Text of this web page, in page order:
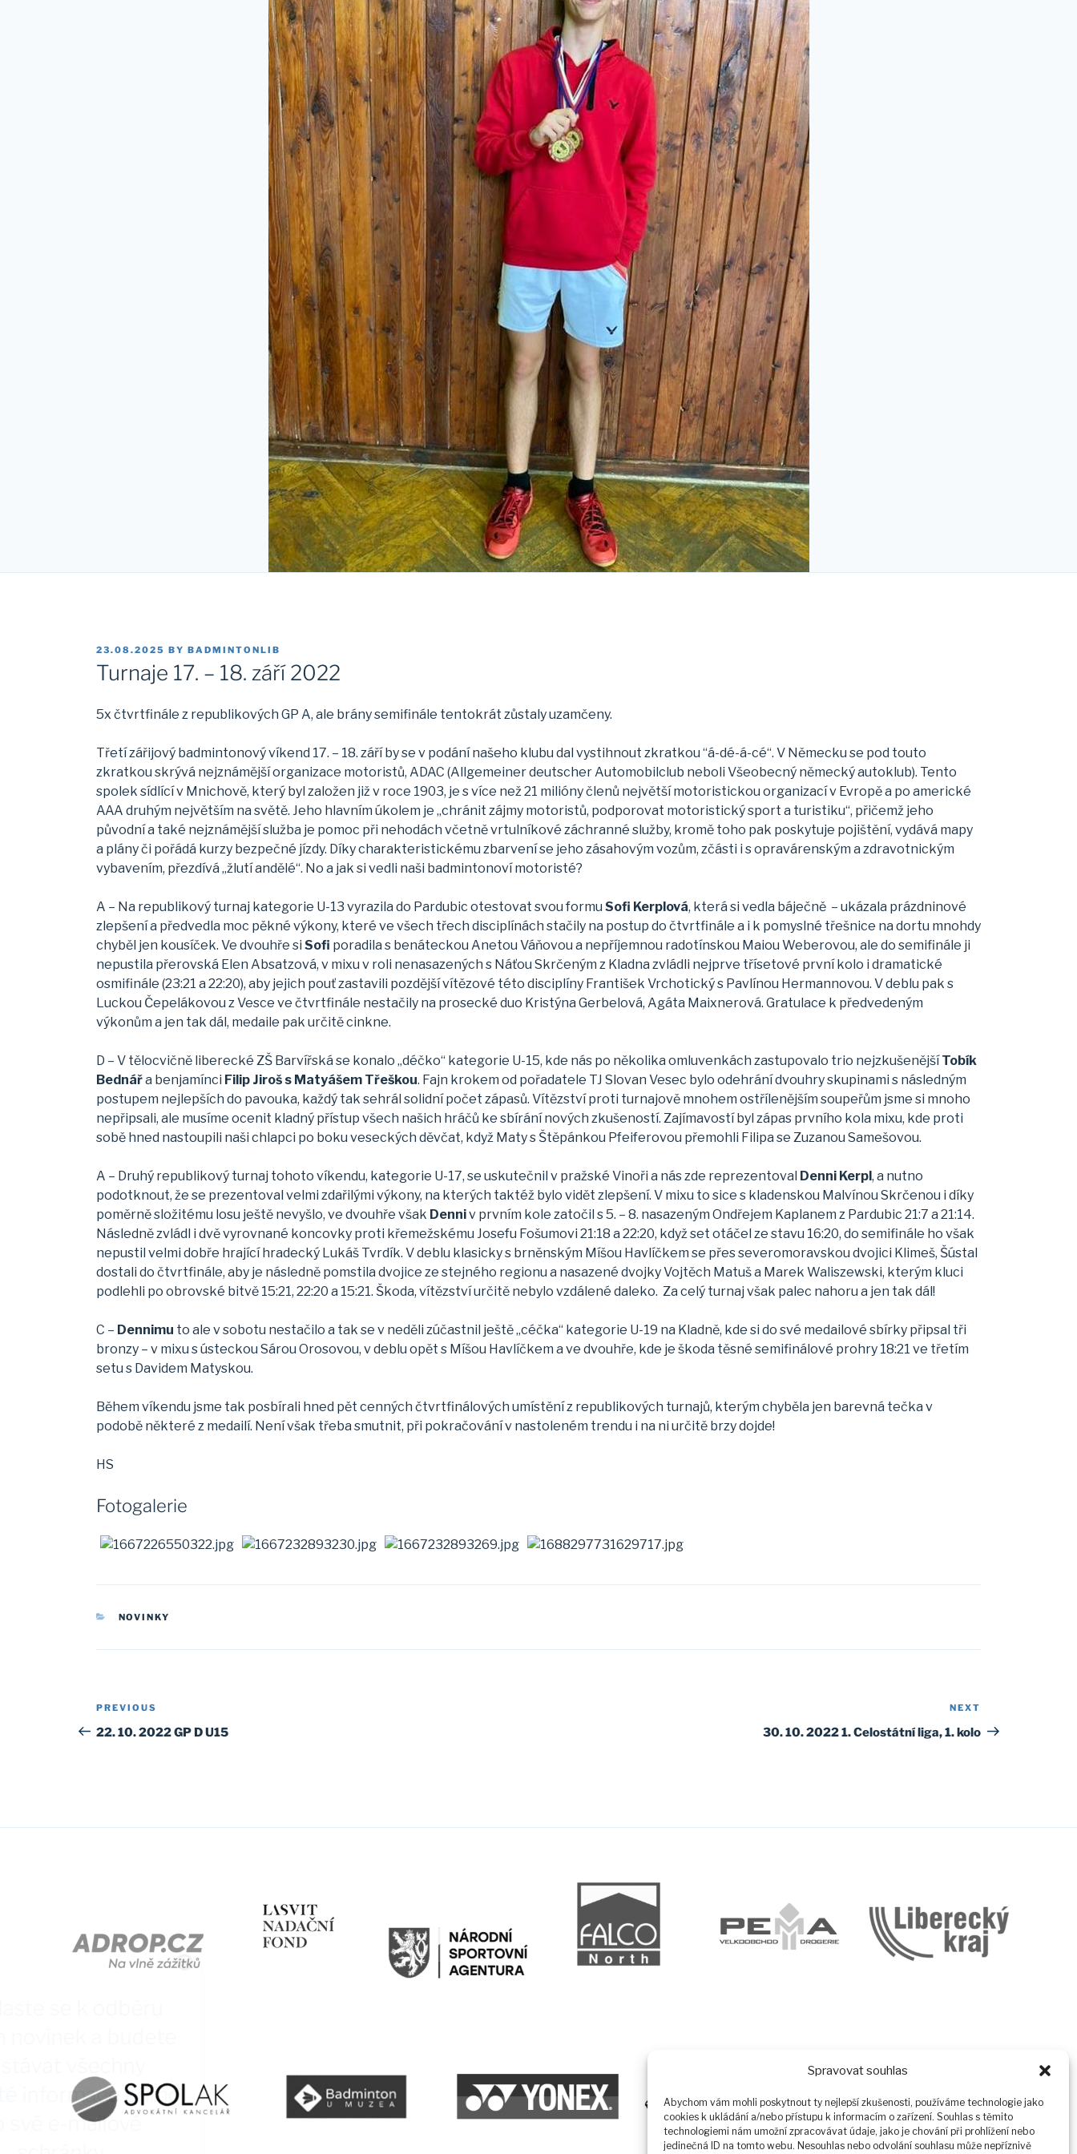
Spravovat souhlas
Abychom vám mohli poskytnout ty nejlepší zkušenosti, používáme technologie jako
cookies k ukládání a/nebo přístupu k informacím o zařízení. Souhlas s těmito
technologiemi nám umožní zpracovávat údaje, jako je chování při prohlížení nebo
jedinečná ID na tomto webu. Nesouhlas nebo odvolání souhlasu může nepříznivě
POSTED
ON
23.08.2025 BY BADMINTONLIB
Turnaje 17. – 18. září 2022
5x čtvrtfinále z republikových GP A, ale brány semifinále tentokrát zůstaly uzamčeny.
Třetí zářijový badmintonový víkend 17. – 18. září by se v podání našeho klubu dal vystihnout zkratkou “á-dé-á-cé“. V Německu se pod touto
zkratkou skrývá nejznámější organizace motoristů, ADAC (Allgemeiner deutscher Automobilclub neboli Všeobecný německý autoklub). Tento
spolek sídlící v Mnichově, který byl založen již v roce 1903, je s více než 21 milióny členů největší motoristickou organizací v Evropě a po americké
AAA druhým největším na světě. Jeho hlavním úkolem je „chránit zájmy motoristů, podporovat motoristický sport a turistiku“, přičemž jeho
původní a také nejznámější služba je pomoc při nehodách včetně vrtulníkové záchranné služby, kromě toho pak poskytuje pojištění, vydává mapy
a plány či pořádá kurzy bezpečné jízdy. Díky charakteristickému zbarvení se jeho zásahovým vozům, zčásti i s opravárenským a zdravotnickým
vybavením, přezdívá „žlutí andělé“. No a jak si vedli naši badmintonoví motoristé?
A – Na republikový turnaj kategorie U-13 vyrazila do Pardubic otestovat svou formu Sofi Kerplová, která si vedla báječně – ukázala prázdninové
zlepšení a předvedla moc pěkné výkony, které ve všech třech disciplínách stačily na postup do čtvrtfinále a i k pomyslné třešnice na dortu mnohdy
chyběl jen kousíček. Ve dvouhře si Sofi poradila s benáteckou Anetou Váňovou a nepříjemnou radotínskou Maiou Weberovou, ale do semifinále ji
nepustila přerovská Elen Absatzová, v mixu v roli nenasazených s Náťou Skrčeným z Kladna zvládli nejprve třísetové první kolo i dramatické
osmifinále (23:21 a 22:20), aby jejich pouť zastavili pozdější vítězové této disciplíny František Vrchotický s Pavlínou Hermannovou. V deblu pak s
Luckou Čepelákovou z Vesce ve čtvrtfinále nestačily na prosecké duo Kristýna Gerbelová, Agáta Maixnerová. Gratulace k předvedeným
výkonům a jen tak dál, medaile pak určitě cinkne.
D – V tělocvičně liberecké ZŠ Barvířská se konalo „déčko“ kategorie U-15, kde nás po několika omluvenkách zastupovalo trio nejzkušenějšíTobík
Bednářa benjamínci Filip Jiroš s Matyášem Třeškou. Fajn krokem od pořadatele TJ Slovan Vesec bylo odehrání dvouhry skupinami s následným
postupem nejlepších do pavouka, každý tak sehrál solidní počet zápasů. Vítězství proti turnajově mnohem ostřílenějším soupeřům jsme si mnoho
nepřipsali, ale musíme ocenit kladný přístup všech našich hráčů ke sbírání nových zkušeností. Zajímavostí byl zápas prvního kola mixu, kde proti
sobě hned nastoupili naši chlapci po boku veseckých děvčat, když Maty s Štěpánkou Pfeiferovou přemohli Filipa se Zuzanou Samešovou.
A – Druhý republikový turnaj tohoto víkendu, kategorie U-17, se uskutečnil v pražské Vinoři a nás zde reprezentoval Denni Kerpl , a nutno
podotknout, že se prezentoval velmi zdařilými výkony, na kterých taktéž bylo vidět zlepšení. V mixu to sice s kladenskou Malvínou Skrčenou i díky
poměrně složitému losu ještě nevyšlo, ve dvouhře však Denniv prvním kole zatočil s 5. – 8. nasazeným Ondřejem Kaplanem z Pardubic 21:7 a 21:14.
Následně zvládl i dvě vyrovnané koncovky proti křemežskému Josefu Fošumovi 21:18 a 22:20, když set otáčel ze stavu 16:20, do semifinále ho však
nepustil velmi dobře hrající hradecký Lukáš Tvrdík. V deblu klasicky s brněnským Míšou Havlíčkem se přes severomoravskou dvojici Klimeš, Šústal
dostali do čtvrtfinále, aby je následně pomstila dvojice ze stejného regionu a nasazené dvojky Vojtěch Matuš a Marek Waliszewski, kterým kluci
podlehli po obrovské bitvě 15:21, 22:20 a 15:21. Škoda, vítězství určitě nebylo vzdálené daleko. Za celý turnaj však palec nahoru a jen tak dál!
C – Dennimu to ale v sobotu nestačilo a tak se v neděli zúčastnil ještě „céčka“ kategorie U-19 na Kladně, kde si do své medailové sbírky připsal tři
bronzy – v mixu s ústeckou Sárou Orosovou, v deblu opět s Míšou Havlíčkem a ve dvouhře, kde je škoda těsné semifinálové prohry 18:21 ve třetím
setu s Davidem Matyskou.
Během víkendu jsme tak posbírali hned pět cenných čtvrtfinálových umístění z republikových turnajů, kterým chyběla jen barevná tečka v
podobě některé z medailí. Není však třeba smutnit, při pokračování v nastoleném trendu i na ni určitě brzy dojde!
HS
Fotogalerie
důležité informace přímo
do své e-mailové
CATEGORIES
NOVINKY
Post
navigation
Previous
Post
PREVIOUS
22. 10. 2022 GP D U15
Post
NEXT
30. 10. 2022 1. Celostátní liga, 1. kolo